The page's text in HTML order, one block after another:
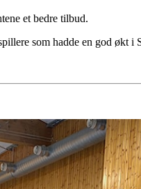
et bedre tilbud.
som hadde en god økt i